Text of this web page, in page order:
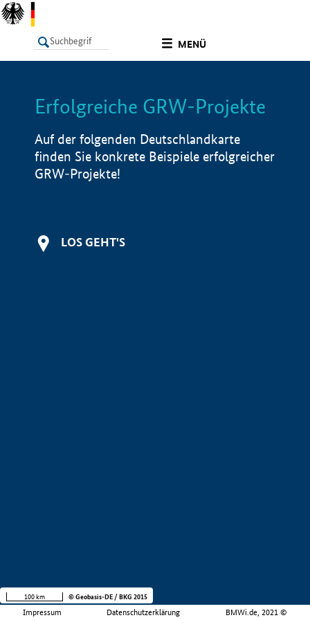
MENÜ
LISTE Info
Erfolgreiche GRW-Projekte
Auf der folgenden Deutschlandkarte
finden Sie konkrete Beispiele erfolgreicher
GRW-Projekte!
LOS GEHT'S
Impressum Datenschutzerklärung BMWi.de, 2021 ©
100 km © Geobasis-DE / BKG 2015